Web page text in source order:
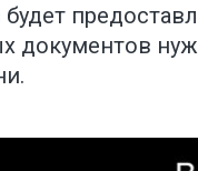
документов